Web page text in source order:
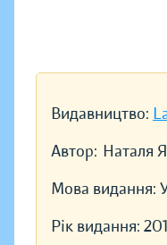
Видавництво:
Автор: Наталя
Мова видання:
Рік видання: